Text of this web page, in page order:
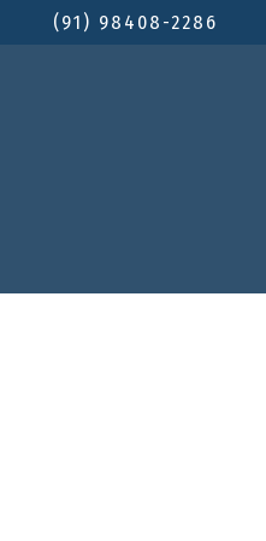
(91) 98408-2286